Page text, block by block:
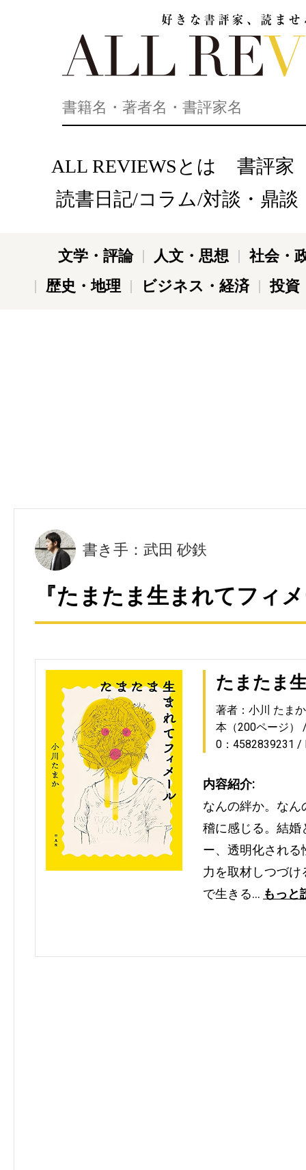
ALL REVIEWSとは
書評家
読書日記/コラム/対談・鼎談
文学・評論 人文・思想
社会・
歴史・地理
ビジネス・経済 投資
書き手：武田 砂鉄
『たまたま生まれてフィ
たまたま
著者：小川 たまか
本（200ページ）
0：4582839231
内容紹介:
なんの絆か。な
稽に感じる。結婚
ー、透明化され
力を取材しつづ
で生きる… もっと